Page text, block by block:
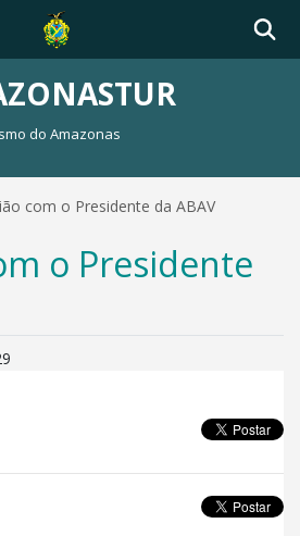
do Amazonas
com o Presidente da ABAV
o Presidente